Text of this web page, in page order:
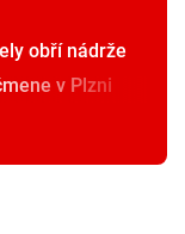
obří nádrže
v Plzni